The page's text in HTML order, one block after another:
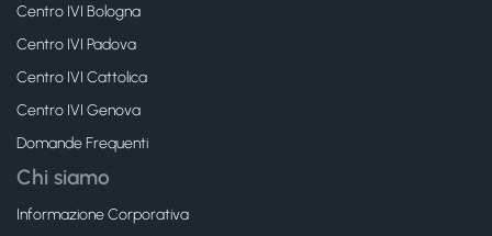
Centro IVI Bologna
Centro IVI Padova
Centro IVI Cattolica
Centro IVI Genova
Domande Frequenti
Chi siamo
Informazione Corporativa